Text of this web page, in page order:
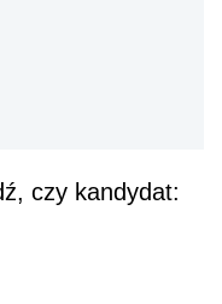
czy kandydat: